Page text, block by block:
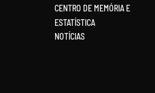
CENTRO DE MEMÓRIA E
ESTATÍSTICA
NOTÍCIAS